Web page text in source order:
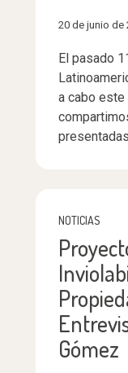
20 de junio de
El pasado
a cabo
NOTICIAS
Gómez